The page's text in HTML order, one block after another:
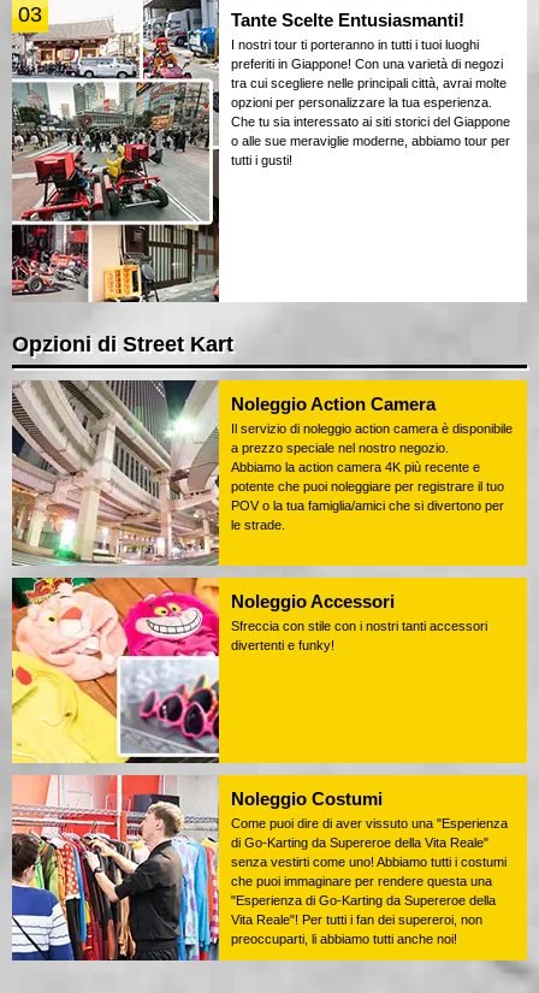
03 Tante Scelte Entusiasmanti!
I nostri tour ti porteranno in tutti i tuoi luoghi
preferiti in Giappone! Con una varietà di negozi
tra cui scegliere nelle principali città, avrai molte
opzioni per personalizzare la tua esperienza.
Che tu sia interessato ai siti storici del Giappone
o alle sue meraviglie moderne, abbiamo tour per
tutti i gusti!
Opzioni di Street Kart
Noleggio Action Camera
Il servizio di noleggio action camera è disponibile
a prezzo speciale nel nostro negozio.
Abbiamo la action camera 4K più recente e
potente che puoi noleggiare per registrare il tuo
POV o la tua famiglia/amici che si divertono per
le strade.
Noleggio Accessori
Sfreccia con stile con i nostri tanti accessori
divertenti e funky!
Noleggio Costumi
Come puoi dire di aver vissuto una "Esperienza
di Go-Karting da Supereroe della Vita Reale"
senza vestirti come uno! Abbiamo tutti i costumi
che puoi immaginare per rendere questa una
"Esperienza di Go-Karting da Supereroe della
Vita Reale"! Per tutti i fan dei supereroi, non
preoccuparti, li abbiamo tutti anche noi!